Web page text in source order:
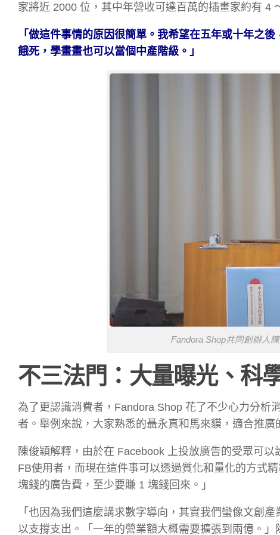
家將近 2000 位，其中年營收可達百萬的插畫家約有 4
「做這件事情的原因很簡單。我希望在五年或十年之
餓死，學畫畫也可以當個中產階級。」
Fandora Shop共同創辦人
不三法門：大量曝光、科
為了更認識消費者，Fandora Shop 花了不少心力分析
者。舉例來說，大家熟悉的聶永真和馬來貘，適合推廣
陳俊穎解釋，由於在 Facebook 上投放廣告的受眾可
FB使用者，而現在這件事可以透過質化和量化的方式
塊錢的廣告費，至少要賺 1 塊錢回來。」
「也因為我們這麼講求數字導向，其實我們蠻像文創
以支撐支出。「一年的營業額大概需要擴張到兩億。